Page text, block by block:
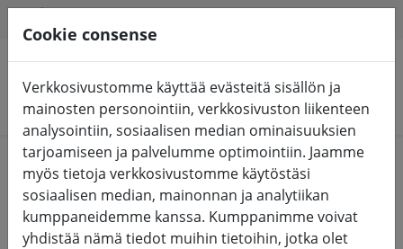
Hae tuotteita
Home Valot ja valaistus Keijujen valot
Cookie consense
Verkkosivustomme käyttää evästeitä sisällön ja
mainosten personointiin, verkkosivuston liikenteen
analysointiin, sosiaalisen median ominaisuuksien
tarjoamiseen ja palvelumme optimointiin. Jaamme
myös tietoja verkkosivustomme käytöstäsi
sosiaalisen median, mainonnan ja analytiikan
kumppaneidemme kanssa. Kumppanimme voivat
yhdistää nämä tiedot muihin tietoihin, jotka olet